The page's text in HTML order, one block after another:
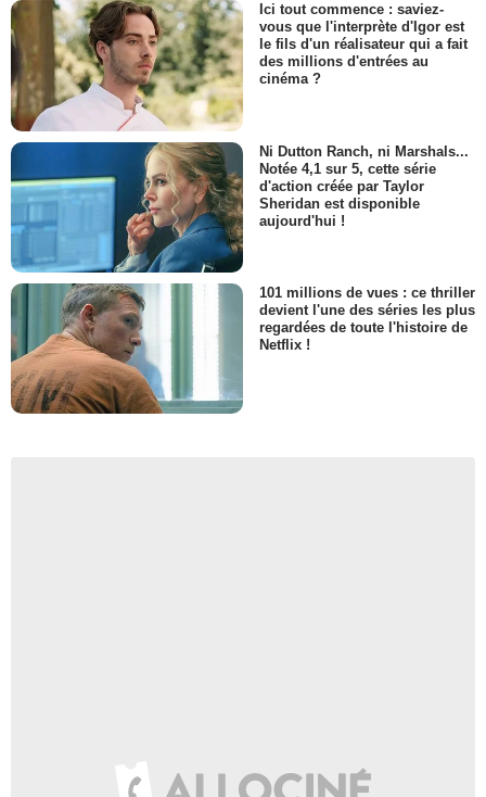
Ici tout commence : saviez-
vous que l'interprète d'Igor est
le fils d'un réalisateur qui a fait
des millions d'entrées au
cinéma ?
Ni Dutton Ranch, ni Marshals...
Notée 4,1 sur 5, cette série
d'action créée par Taylor
Sheridan est disponible
aujourd'hui !
101 millions de vues : ce thriller
devient l'une des séries les plus
regardées de toute l'histoire de
Netflix !